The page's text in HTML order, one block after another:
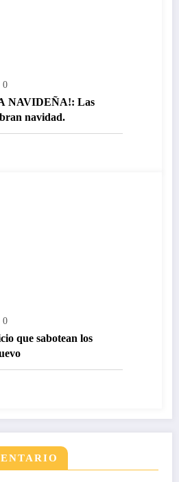
0
NAVIDEÑA!: Las
navidad.
0
que sabotean los